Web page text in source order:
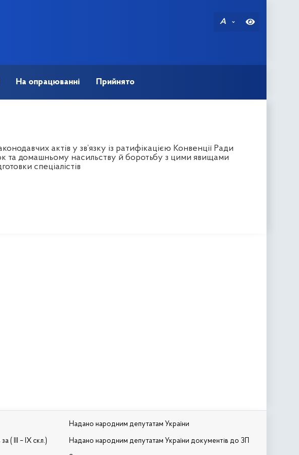
A
На опрацюванні Прийнято
актів у зв’язку із ратифікацією Конвенції Ради
та домашньому насильству й боротьбу з цими явищами
спеціалістів
( III – IX скл.)
Надано народним депутатам України
Надано народним депутатам України документів до ЗП